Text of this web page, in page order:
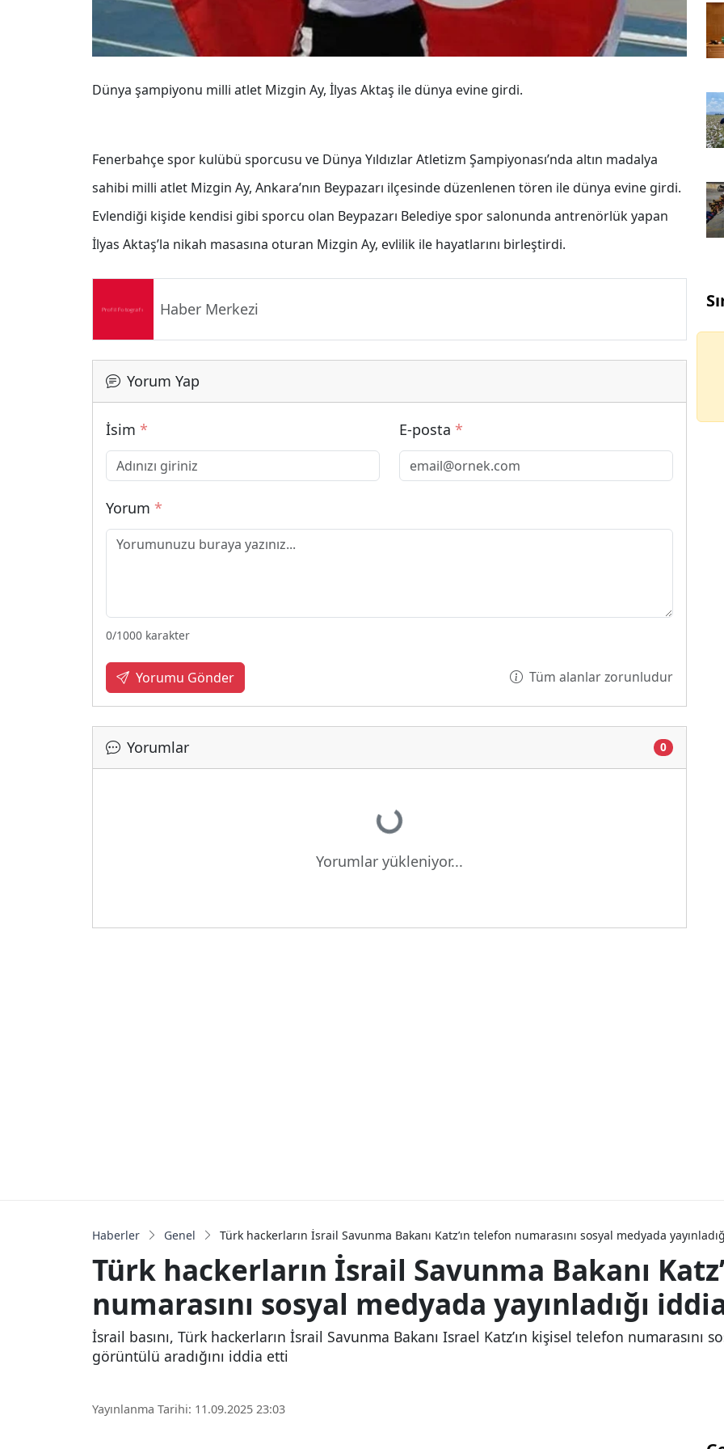
Dünya şampiyonu milli atlet Mizgin Ay, İlyas Aktaş ile dünya evine girdi.
Fenerbahçe spor kulübü sporcusu ve Dünya Yıldızlar Atletizm Şampiyonası’nda altın madalya
sahibi milli atlet Mizgin Ay, Ankara’nın Beypazarı ilçesinde düzenlenen tören ile dünya evine girdi.
Evlendiği kişide kendisi gibi sporcu olan Beypazarı Belediye spor salonunda antrenörlük yapan
İlyas Aktaş’la nikah masasına oturan Mizgin Ay, evlilik ile hayatlarını birleştirdi.
Haber Merkezi
Yorum Yap
İsim * E-posta *
Yorum *
0/1000 karakter
Yorumu Gönder Tüm alanlar zorunludur
Yorumlar 0
Yükleniyor...
Yorumlar yükleniyor...
Haberler Genel Türk hackerların İsrail Savunma Bakanı Katz’ın telefon numarasını sosyal medyada
Türk hackerların İsrail Savunma Bakanı
numarasını sosyal medyada yayınladığı
İsrail basını, Türk hackerların İsrail Savunma Bakanı Israel Katz’ın kişisel telefon numarasını
görüntülü aradığını iddia etti
Yayınlanma Tarihi: 11.09.2025 23:03